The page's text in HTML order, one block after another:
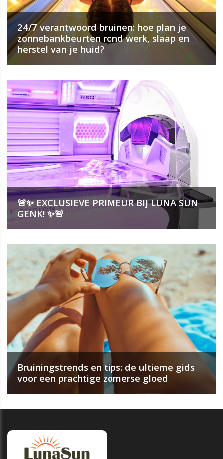
24/7 verantwoord bruinen: hoe plan je
zonnebankbeurten rond werk, slaap en
herstel van je huid?
🚨✨ EXCLUSIEVE PRIMEUR BIJ LUNA SUN
GENK! ✨🚨
Bruiningstrends en tips: de ultieme gids
voor een prachtige zomerse gloed